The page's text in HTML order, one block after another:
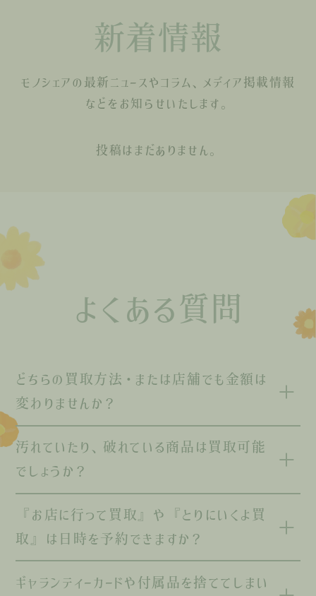
新着情報
モノシェアの最新ニュースやコラム、メディア掲載情報
などをお知らせいたします。
投稿はまだありません。
よくある質問
どちらの買取方法・または店舗でも金額は
変わりませんか？
汚れていたり、破れている商品は買取可能
でしょうか？
『お店に行って買取』や『とりにいくよ買
取』は日時を予約できますか？
ギャランティーカードや付属品を捨ててしまい